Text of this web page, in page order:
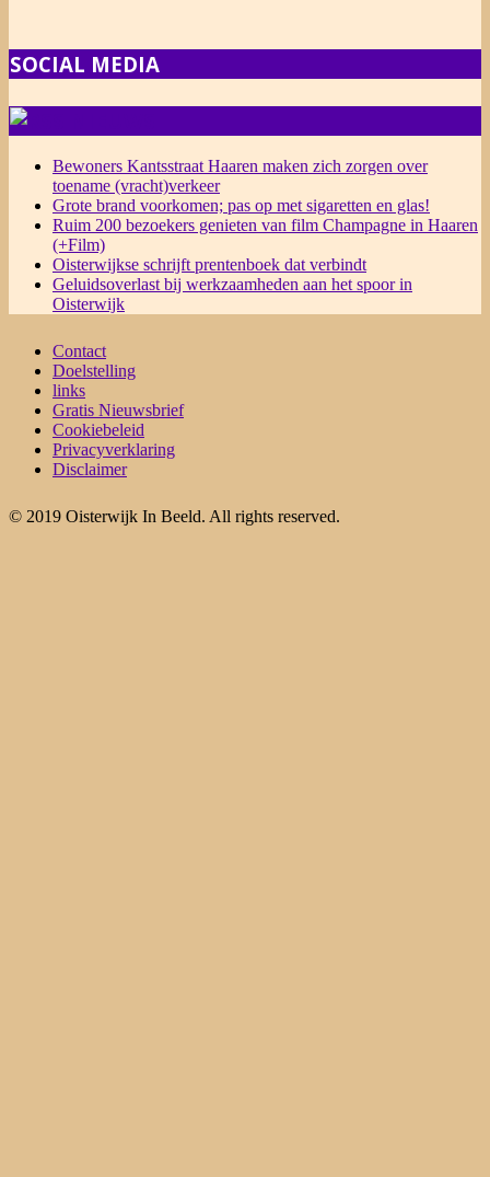
SOCIAL MEDIA
Bewoners Kantsstraat Haaren maken zich zorgen over
toename (vracht)verkeer
Grote brand voorkomen; pas op met sigaretten en glas!
Ruim 200 bezoekers genieten van film Champagne in Haaren
(+Film)
Oisterwijkse schrijft prentenboek dat verbindt
Geluidsoverlast bij werkzaamheden aan het spoor in
Oisterwijk
Contact
Doelstelling
links
Gratis Nieuwsbrief
Cookiebeleid
Privacyverklaring
Disclaimer
© 2019 Oisterwijk In Beeld. All rights reserved.